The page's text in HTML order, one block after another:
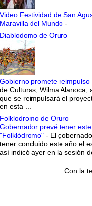
Video Festividad de San
Maravilla del Mundo -
Diablodomo de Oruro
Gobierno promete reimpulso
de Culturas, Wilma Alanoca,
que se reimpulsará el
en esta ...
Folklodromo de Oruro
Gobernador prevé tener
"Folklódromo" - El
tener concluido este año el
así indicó ayer en la sesión
Con la